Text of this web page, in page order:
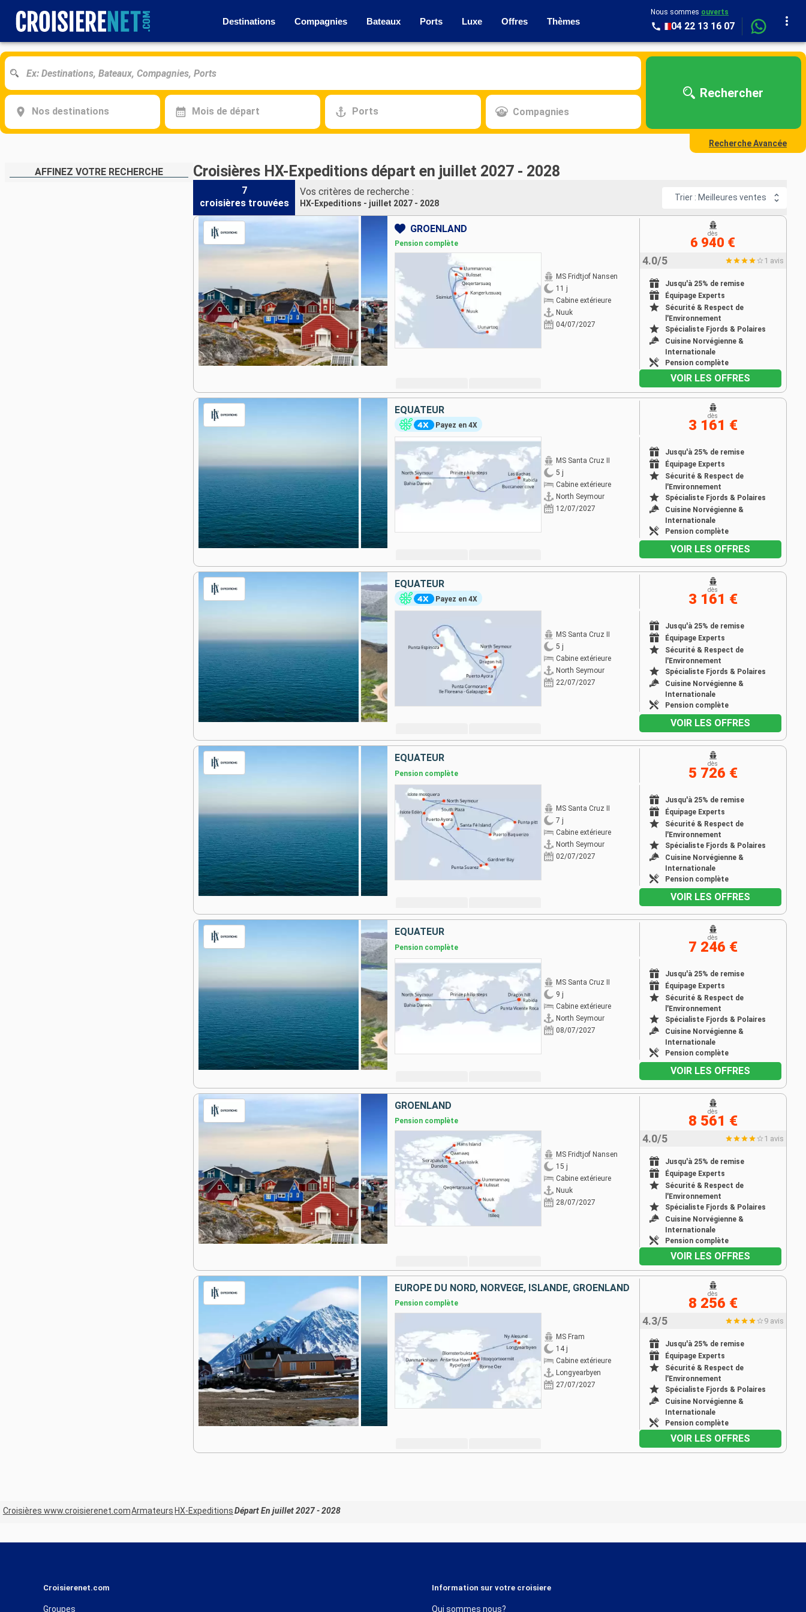
Destinations Compagnies Bateaux Ports Luxe Offres Thèmes
Nous sommes ouverts
04 22 13 16 07
Nos destinations Mois de départ Ports Compagnies
Rechercher
Recherche Avancée
AFFINEZ VOTRE RECHERCHE Croisières HX-Expeditions départ en juillet 2027 - 2028
7
croisières trouvées
Vos critères de recherche :
HX-Expeditions - juillet 2027 - 2028
Trier : Meilleures ventes
GRÖENLAND
Pension complète
MS Fridtjof Nansen
11 j
Cabine extérieure
Nuuk
04/07/2027
4.0/5 1 avis
Jusqu'à 25% de remise
Équipage Experts
Sécurité & Respect de
l'Environnement
Spécialiste Fjords & Polaires
Cuisine Norvégienne &
Internationale
Pension complète
dès
6 940 €
VOIR LES OFFRES
ÉQUATEUR
Payez en 4X
MS Santa Cruz II
5 j
Cabine extérieure
North Seymour
12/07/2027
Jusqu'à 25% de remise
Équipage Experts
Sécurité & Respect de
l'Environnement
Spécialiste Fjords & Polaires
Cuisine Norvégienne &
Internationale
Pension complète
dès
3 161 €
VOIR LES OFFRES
ÉQUATEUR
Payez en 4X
MS Santa Cruz II
5 j
Cabine extérieure
North Seymour
22/07/2027
Jusqu'à 25% de remise
Équipage Experts
Sécurité & Respect de
l'Environnement
Spécialiste Fjords & Polaires
Cuisine Norvégienne &
Internationale
Pension complète
dès
3 161 €
VOIR LES OFFRES
ÉQUATEUR
Pension complète
MS Santa Cruz II
7 j
Cabine extérieure
North Seymour
02/07/2027
Jusqu'à 25% de remise
Équipage Experts
Sécurité & Respect de
l'Environnement
Spécialiste Fjords & Polaires
Cuisine Norvégienne &
Internationale
Pension complète
dès
5 726 €
VOIR LES OFFRES
ÉQUATEUR
Pension complète
MS Santa Cruz II
9 j
Cabine extérieure
North Seymour
08/07/2027
Jusqu'à 25% de remise
Équipage Experts
Sécurité & Respect de
l'Environnement
Spécialiste Fjords & Polaires
Cuisine Norvégienne &
Internationale
Pension complète
dès
7 246 €
VOIR LES OFFRES
GRÖENLAND
Pension complète
MS Fridtjof Nansen
15 j
Cabine extérieure
Nuuk
28/07/2027
4.0/5 1 avis
Jusqu'à 25% de remise
Équipage Experts
Sécurité & Respect de
l'Environnement
Spécialiste Fjords & Polaires
Cuisine Norvégienne &
Internationale
Pension complète
dès
8 561 €
VOIR LES OFFRES
EUROPE DU NORD, NORVÈGE, ISLANDE, GRÖENLAND
Pension complète
MS Fram
14 j
Cabine extérieure
Longyearbyen
27/07/2027
4.3/5 9 avis
Jusqu'à 25% de remise
Équipage Experts
Sécurité & Respect de
l'Environnement
Spécialiste Fjords & Polaires
Cuisine Norvégienne &
Internationale
Pension complète
dès
8 256 €
VOIR LES OFFRES
Croisières www.croisierenet.comArmateurs HX-ExpeditionsDépart En juillet 2027 - 2028
Croisierenet.com
Groupes
Information sur votre croisiere
Qui sommes nous?